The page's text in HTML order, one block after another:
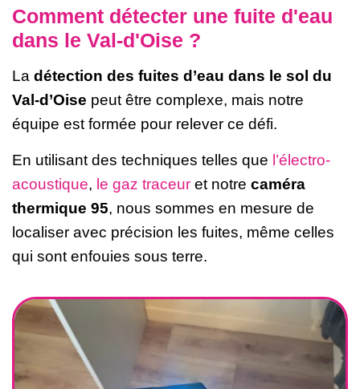
Comment détecter une fuite d'eau
dans le Val-d'Oise ?
La détection des fuites d’eau dans le sol du
Val-d’Oise peut être complexe, mais notre
équipe est formée pour relever ce défi.
En utilisant des techniques telles que l’électro-
acoustique, le gaz traceur et notre caméra
thermique 95, nous sommes en mesure de
localiser avec précision les fuites, même celles
qui sont enfouies sous terre.